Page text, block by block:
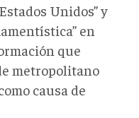
Unidos” y
en
que
metropolitano
causa de